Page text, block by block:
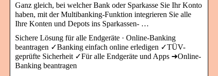
Ganz gleich, bei welcher Bank oder Sparkasse Sie Ihr Konto
haben, mit der Multibanking-Funktion integrieren Sie alle
Ihre Konten und Depots ins Sparkassen- …
Sichere Lösung für alle Endgeräte · Online-Banking
beantragen ✓Banking einfach online erledigen ✓TÜV-
geprüfte Sicherheit ✓Für alle Endgeräte und Apps ➜Online-
Banking beantragen